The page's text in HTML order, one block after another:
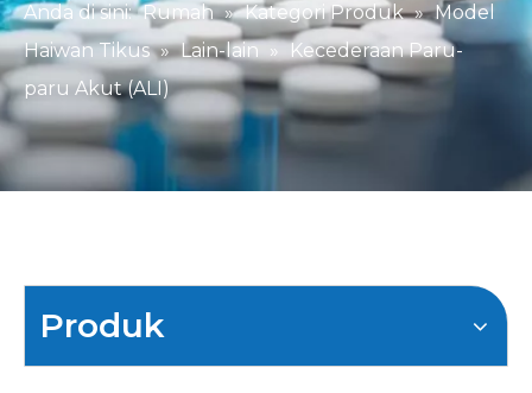
Anda di sini: Rumah » Kategori Produk » Model
Haiwan Tikus » Lain-lain » Kecederaan Paru-
paru Akut (ALI)
Produk